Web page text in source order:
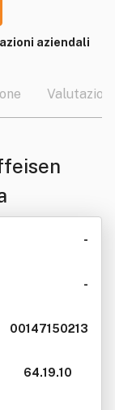
aziendali
Valutazioni
-
-
00147150213
64.19.10